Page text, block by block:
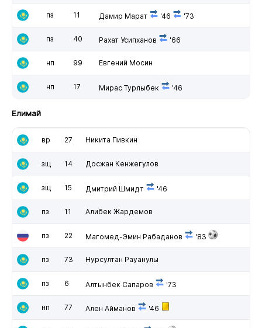
пз 11 Дамир Марат '46 '73
пз 40 Рахат Усипханов '66
нп 99 Евгений Мосин
нп 17 Мирас Турлыбек '46
Елимай
вр 27 Никита Пивкин
зщ 14 Досжан Кенжегулов
зщ 15 Дмитрий Шмидт '46
пз 11 Алибек Жардемов
пз 22 Магомед-Эмин Рабаданов '83
пз 73 Нурсултан Рауанулы
пз 6 Алтынбек Сапаров '73
нп 77 Ален Айманов '46